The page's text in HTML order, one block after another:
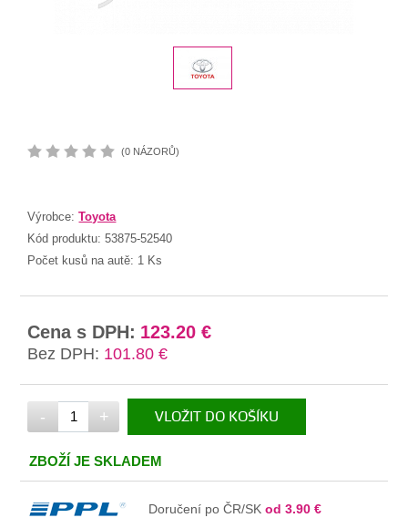
(0 NÁZORŮ)
Výrobce:Toyota
Kód produktu:53875-52540
Počet kusů na autě: 1 Ks
Cena s DPH: 123.20 €
Bez DPH: 101.80 €
- + VLOŽIT DO KOŠÍKU
ZBOŽÍ JE SKLADEM
Doručení po ČR/SKod 3.90 €